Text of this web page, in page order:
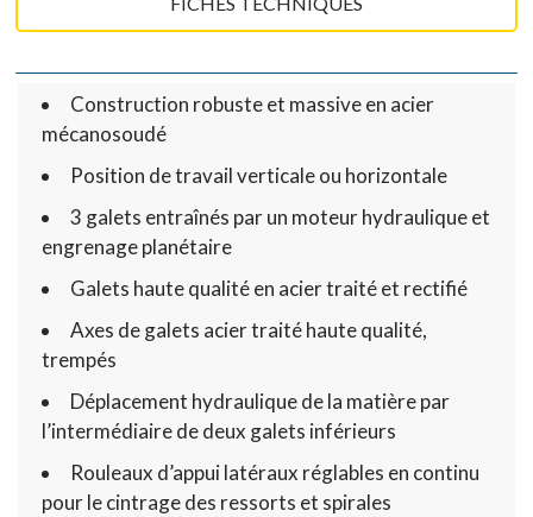
Construction robuste et massive en acier
mécanosoudé
Position de travail verticale ou horizontale
3 galets entraînés par un moteur hydraulique et
engrenage planétaire
Galets haute qualité en acier traité et rectifié
Axes de galets acier traité haute qualité,
trempés
Déplacement hydraulique de la matière par
l’intermédiaire de deux galets inférieurs
Rouleaux d’appui latéraux réglables en continu
pour le cintrage des ressorts et spirales